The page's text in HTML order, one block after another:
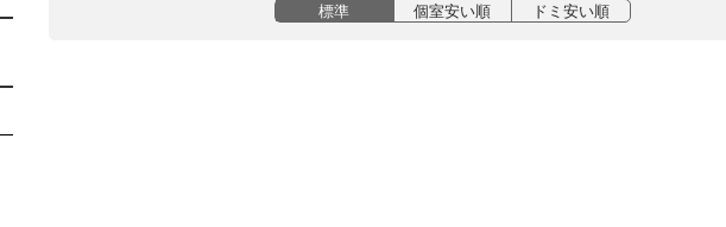
標準 個室安い順 ドミ安い順